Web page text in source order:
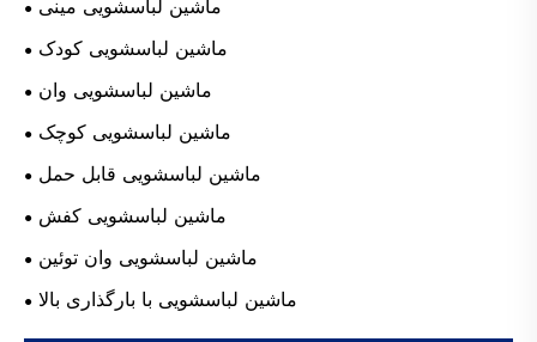
ماشین لباسشویی مینی
ماشین لباسشویی کودک
ماشین لباسشویی وان
ماشین لباسشویی کوچک
ماشین لباسشویی قابل حمل
ماشین لباسشویی کفش
ماشین لباسشویی وان توئین
ماشین لباسشویی با بارگذاری بالا